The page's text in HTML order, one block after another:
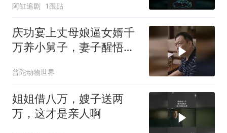
阿缸追剧 1跟贴
庆功宴上丈母娘逼女婿千
万养小舅子，妻子醒悟后
普陀动物世界
姐姐借八万，嫂子送两
万，这才是亲人啊